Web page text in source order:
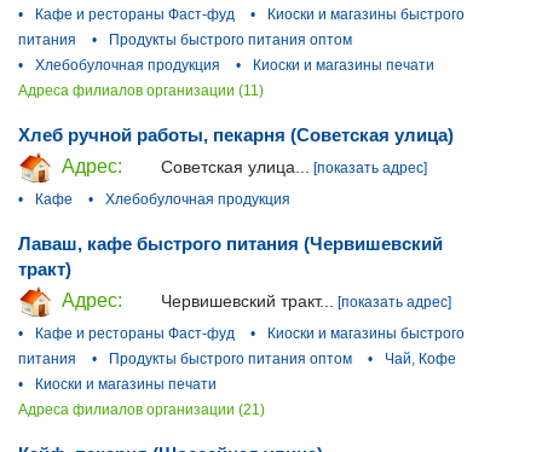
•
Кафе и рестораны Фаст-фуд •
Киоски и магазины быстрого
питания
•
Продукты быстрого питания оптом
•
Хлебобулочная продукция •
Киоски и магазины печати
Адреса филиалов организации (11)
Хлеб ручной работы, пекарня (Советская улица)
Адрес:
Советская улица...
[показать адрес]
•
Кафе • Хлебобулочная продукция
Лаваш, кафе быстрого питания (Червишевский
тракт)
Адрес:
Червишевский тракт...
[показать адрес]
•
Кафе и рестораны Фаст-фуд •
Киоски и магазины быстрого
питания
• Продукты быстрого питания оптом •
Чай, Кофе
•
Киоски и магазины печати
Адреса филиалов организации (21)